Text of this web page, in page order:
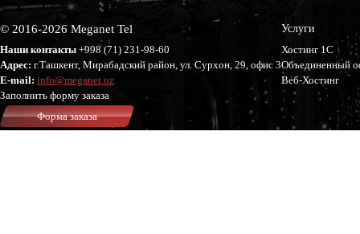
© 2016-2026 Meganet Tel
Наши контакты +998 (71) 231-98-60
Адрес: г.Ташкент, Мирабадский район, ул. Сурхон, 29, офис 3
E-mail: info@meganet.uz
Заполнить форму заказа
Форма заказа
Услуги
Хостинг 1С
Объединенный
Веб-Хостинг